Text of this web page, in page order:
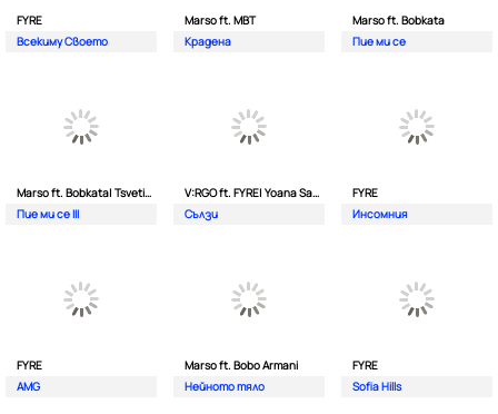
FYRE
Всекиму Своето
Marso ft. MBT
Крадена
Marso ft. Bobkata
Пие ми се
Marso ft. Bobkata| Tsvetina
Пие ми се III
V:RGO ft. FYRE| Yoana Sashova
Сълзи
FYRE
Инсомния
FYRE
AMG
Marso ft. Bobo Armani
Нейното тяло
FYRE
Sofia Hills